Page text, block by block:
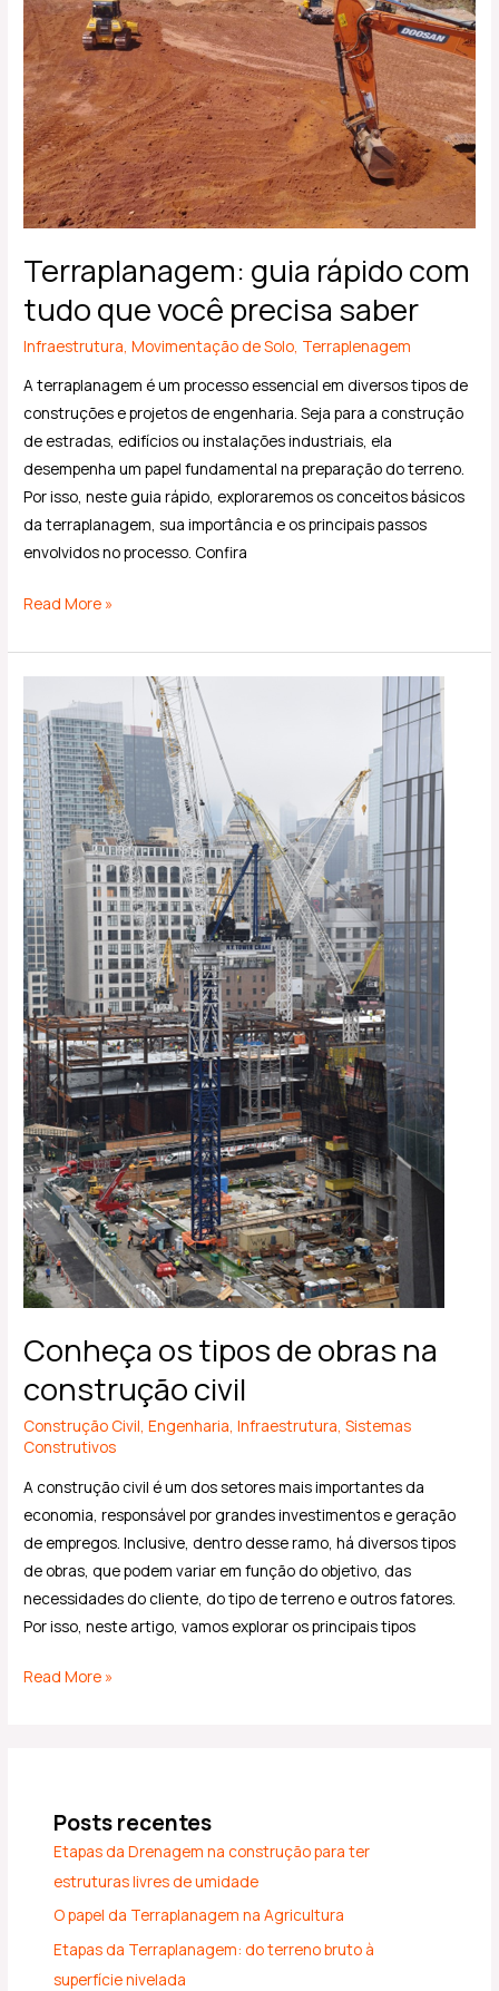
Terraplanagem: guia rápido com
tudo que você precisa saber
Infraestrutura ,Movimentação de Solo Terraplenagem
A terraplanagem é um processo essencial em diversos tipos de
construções e projetos de engenharia. Seja para a construção
de estradas, edifícios ou instalações industriais, ela
desempenha um papel fundamental na preparação do terreno.
Por isso, neste guia rápido, exploraremos os conceitos básicos
da terraplanagem, sua importância e os principais passos
envolvidos no processo. Confira
tudo
que
você
precisa
saber
Read More »
Conheça os tipos de obras na
construção civil
Construção Civil,Engenharia,Infraestrutura,Sistemas
Construtivos
A construção civil é um dos setores mais importantes da
economia, responsável por grandes investimentos e geração
de empregos. Inclusive, dentro desse ramo, há diversos tipos
de obras, que podem variar em função do objetivo, das
necessidades do cliente, do tipo de terreno e outros fatores.
Por isso, neste artigo, vamos explorar os principais tipos
os
tipos
de
obras
na
construção
civil
Read More »
Posts recentes
Etapas da Drenagem na construção para ter
estruturas livres de umidade
O papel da Terraplanagem na Agricultura
Etapas da Terraplanagem: do terreno bruto à
superfície nivelada